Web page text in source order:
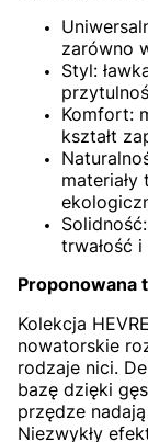
zarówno
Styl:
Komfort:
kształt
materiały
trwałość
Proponowana
Kolekcja
nowatorskie
rodzaje nici.
bazę dzięki
przędze
Niezwykły